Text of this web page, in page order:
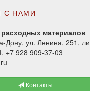
С НАМИ
расходных материалов
Дону, ул. Ленина, 251,
+7 928 909-37-03
Контакты